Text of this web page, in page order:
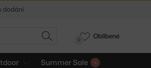
HLEDAT
Summer Sale
0 Oblíbené
dodání